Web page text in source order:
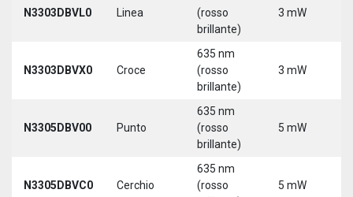
N3303DBVL0 Linea
(rosso
brillante)
3 mW
N3303DBVX0 Croce
635 nm
(rosso
brillante)
3 mW
N3305DBV00 Punto
635 nm
(rosso
brillante)
5 mW
N3305DBVC0 Cerchio
635 nm
(rosso
5 mW